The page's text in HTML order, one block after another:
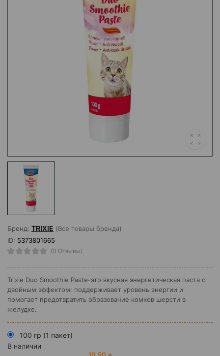
Бренд: TRIXIE (Все товары бренда)
ID: 5373801665
(0 Отзывы)
Trixie Duo Smoothie Paste-это вкусная энергетическая паста с
двойным эффектом: поддерживает уровень энергии и
помогает предотвратить образование комков шерсти в
желудке.
100 гр (1 пакет)
В наличии